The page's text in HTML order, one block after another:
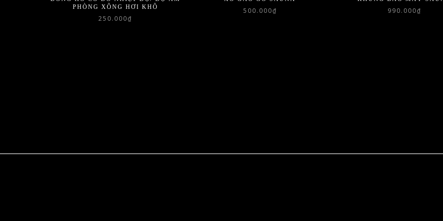
PHÒNG XÔNG HƠI KHÔ
250.000₫
500.000₫ 990.000₫